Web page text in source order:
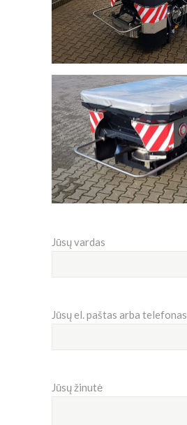
Jūsų vardas
Jūsų el. paštas arba telefonas
Jūsų žinutė